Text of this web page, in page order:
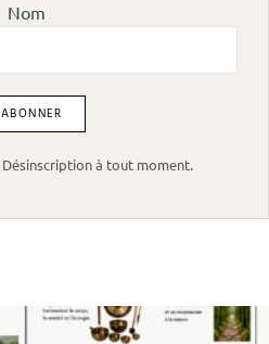
Nom
à tout moment.